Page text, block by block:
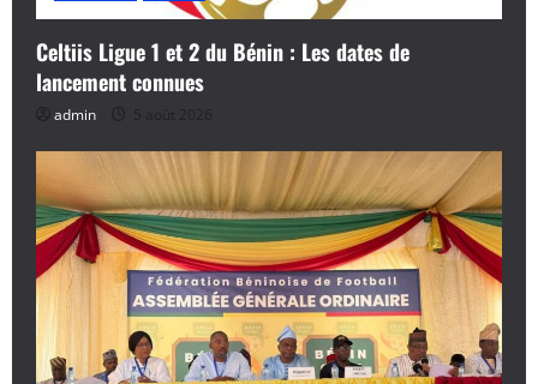
Celtiis Ligue 1 et 2 du Bénin : Les dates de
lancement connues
admin 5 août 2026